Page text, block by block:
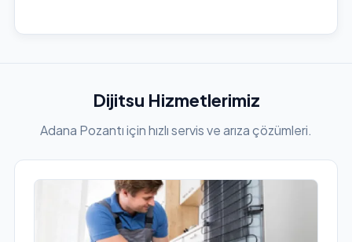
Dijitsu Hizmetlerimiz
Adana Pozantı için hızlı servis ve arıza çözümleri.